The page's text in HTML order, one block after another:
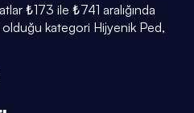
₺173 ile ₺741 aralığında
kategori Hijyenik Ped,